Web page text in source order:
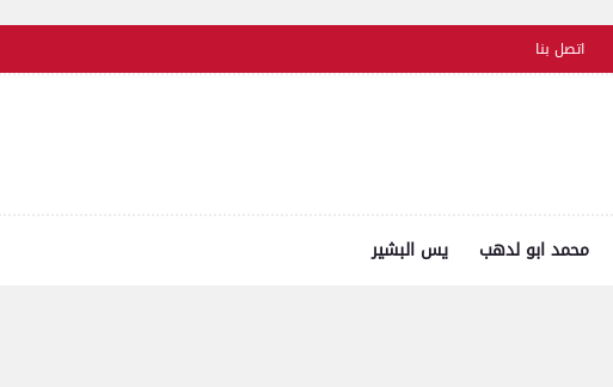
اتصل بنا
محمد ابو لدهب يس البشير